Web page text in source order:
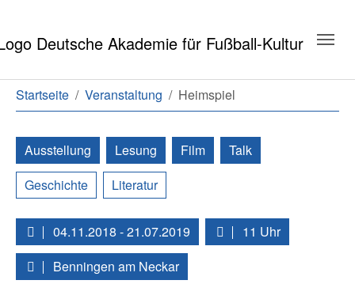
Sie sind hier:
Startseite Veranstaltung Heimspiel
Ausstellung Lesung Film
Talk
Geschichte
Literatur
04.11.2018 - 21.07.2019
11 Uhr
Benningen am Neckar